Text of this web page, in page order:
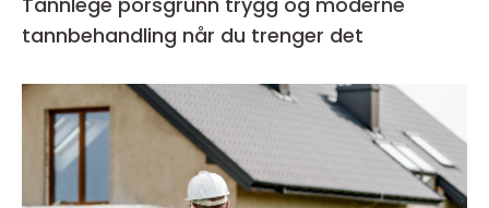
tannbehandling når du trenger det